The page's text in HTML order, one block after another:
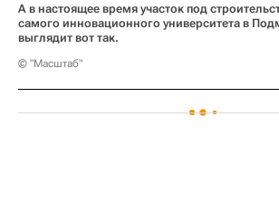
А в настоящее время участок под
самого инновационного университета в
выглядит вот так.
© "Масштаб"